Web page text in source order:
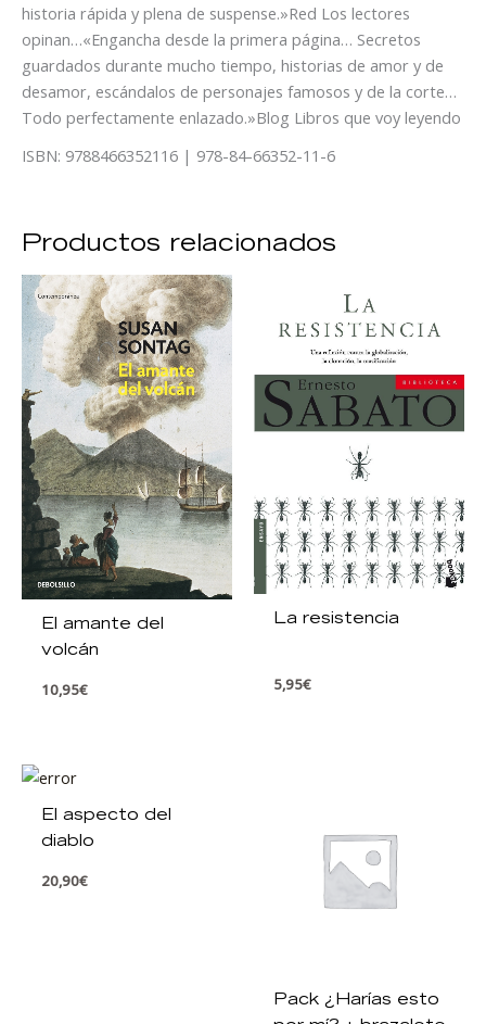
historia rápida y plena de suspense.»Red Los lectores
opinan…«Engancha desde la primera página… Secretos
guardados durante mucho tiempo, historias de amor y de
desamor, escándalos de personajes famosos y de la corte…
Todo perfectamente enlazado.»Blog Libros que voy leyendo
ISBN: 9788466352116 | 978-84-66352-11-6
Productos relacionados
El amante del
volcán
10,95€
La resistencia
5,95€
El aspecto del
diablo
20,90€
Pack ¿Harías esto